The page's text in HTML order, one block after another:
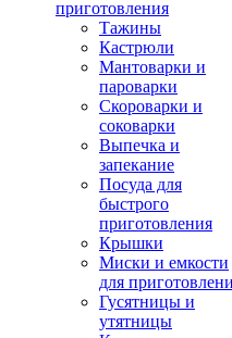
приготовления
Тажины
Кастрюли
Мантоварки и
пароварки
Скороварки и
соковарки
Выпечка и
запекание
Посуда для
быстрого
приготовления
Крышки
Миски и емкости
для
Гусятницы и
утятницы